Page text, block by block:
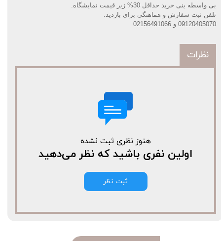
بی واسطه ینی خرید حداقل 30% زیر قیمت نمایشگاه
تلفن ثبت سفارش و هماهنگی برای بازدید
09120405070 و 02156491066
نظرات
هنوز نظری ثبت نشده
اولین نفری باشید که نظر می‌دهید
ثبت نظر